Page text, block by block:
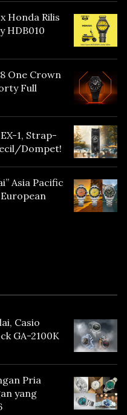
Honda Rilis
HDB010
One Crown
Full
1, Strap-
Dompet!
Asia Pacific
Casio
GA-2100K
Pria
yang